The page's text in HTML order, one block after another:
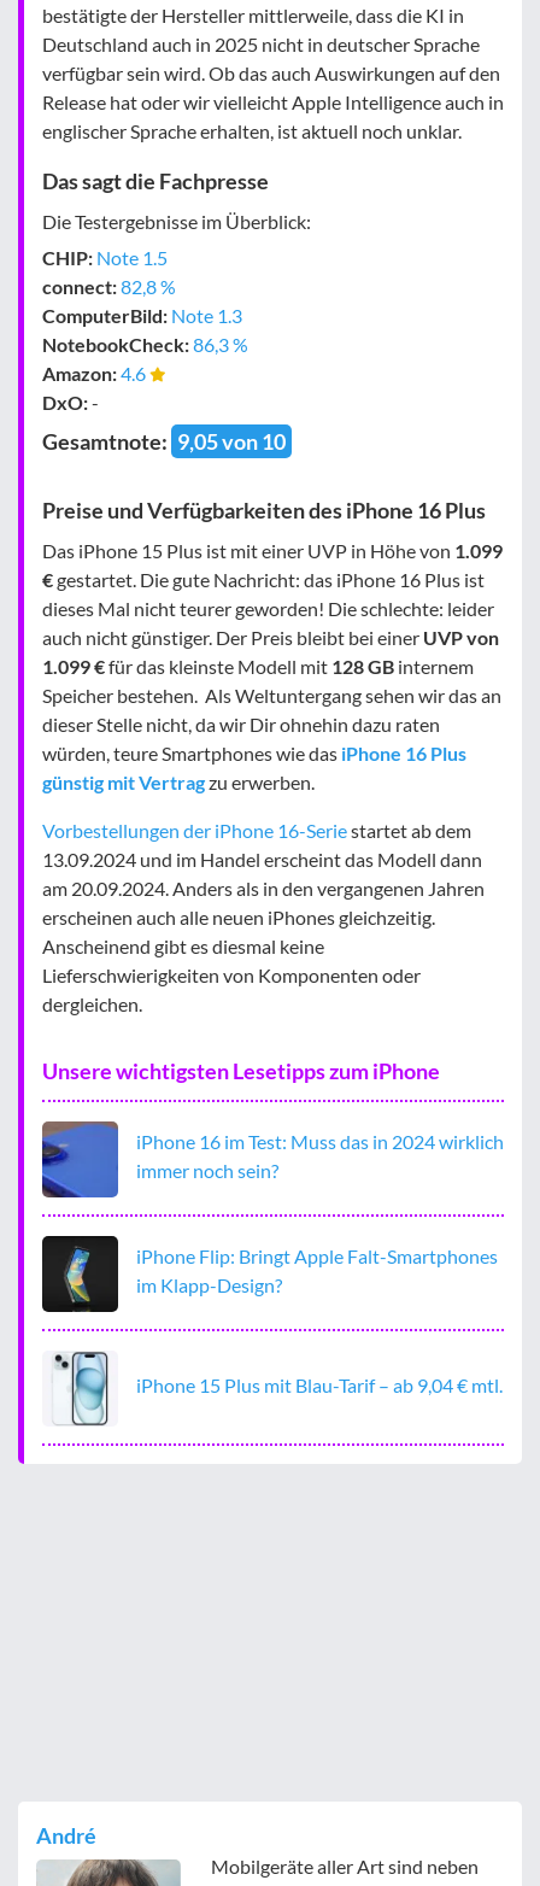
bestätigte der Hersteller mittlerweile, dass die KI in
Deutschland auch in 2025 nicht in deutscher Sprache
verfügbar sein wird. Ob das auch Auswirkungen auf den
Release hat oder wir vielleicht Apple Intelligence auch in
englischer Sprache erhalten, ist aktuell noch unklar.
Das sagt die Fachpresse
Die Testergebnisse im Überblick:
CHIP: Note 1.5
connect:82,8 %
Computer­Bild: Note 1.3
Notebook­Check:86,3 %
Amazon:4.6
DxO:-
Gesamtnote: 9,05 von 10
Preise und Verfügbarkeiten des iPhone 16 Plus
Das iPhone 15 Plus ist mit einer UVP in Höhe von 1.099
€gestartet. Die gute Nachricht: das iPhone 16 Plus ist
dieses Mal nicht teurer geworden! Die schlechte: leider
auch nicht günstiger. Der Preis bleibt bei einer UVP von
1.099 €für das kleinste Modell mit 128 GB internem
Speicher bestehen. Als Weltuntergang sehen wir das an
dieser Stelle nicht, da wir Dir ohnehin dazu raten
würden, teure Smartphones wie das iPhone 16 Plus
günstig mit Vertragzu erwerben.
Vorbestellungen der iPhone 16-Seriestartet ab dem
13.09.2024 und im Handel erscheint das Modell dann
am 20.09.2024. Anders als in den vergangenen Jahren
erscheinen auch alle neuen iPhones gleichzeitig.
Anscheinend gibt es diesmal keine
Lieferschwierigkeiten von Komponenten oder
dergleichen.
Unsere wichtigsten Lesetipps zum iPhone
iPhone 16 im Test: Muss das in 2024 wirklich
immer noch sein?
iPhone Flip: Bringt Apple Falt-Smartphones
im Klapp-Design?
iPhone 15 Plus mit Blau-Tarif – ab 9,04 € mtl.
André
Mobilgeräte aller Art sind neben